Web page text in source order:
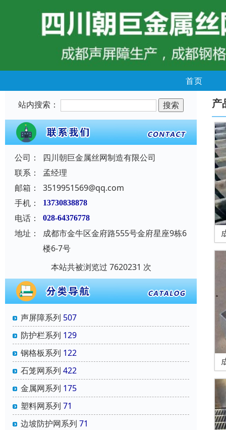
首页
站内搜索：
公司：
四川朝巨金属丝网制造有限公司
联系：
孟经理
邮箱：
3519951569@qq.com
手机：
13730838878
电话： 028-64376778
地址：
成都市金牛区金府路555号金府星座9栋6
楼6-7号
本站共被浏览过 7620231 次
声屏障系列 507
防护栏系列 129
钢格板系列 122
石笼网系列 422
金属网系列 175
塑料网系列 71
边坡防护网系列 71
产